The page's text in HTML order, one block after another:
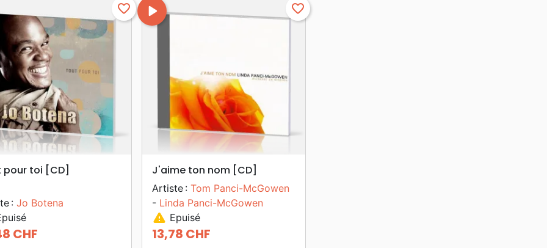
search APERÇU RAPIDE
favorite_border
pour toi [CD]
: Jo Botena
CHF
search APERÇU RAPIDE
play_arrow favorite_border
J'aime ton nom [CD]
Artiste : Tom Panci-McGowen
- Linda Panci-McGowen
warning Epuisé
Prix
13,78 CHF